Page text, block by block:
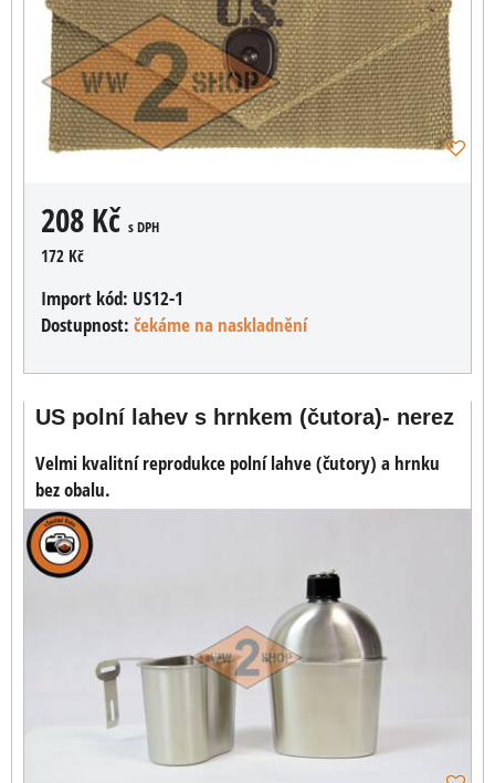
208 Kč s DPH
172 Kč
Import kód: US12-1
Dostupnost: čekáme na naskladnění
US polní lahev s hrnkem (čutora)- nerez
Velmi kvalitní reprodukce polní lahve (čutory) a hrnku
bez obalu.